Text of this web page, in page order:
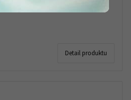
Detail produktu